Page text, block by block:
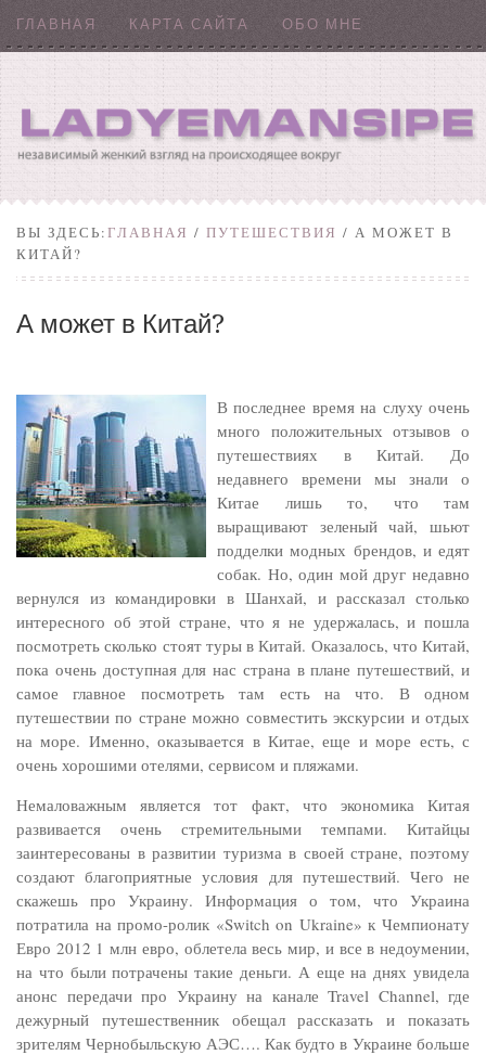
ГЛАВНАЯ КАРТА САЙТА ОБО МНЕ
ВЫ ЗДЕСЬ:ГЛАВНАЯ / ПУТЕШЕСТВИЯ / А МОЖЕТ В
КИТАЙ?
А может в Китай?
В последнее время на слуху очень
много положительных отзывов о
путешествиях в Китай. До
недавнего времени мы знали о
Китае лишь то, что там
выращивают зеленый чай, шьют
подделки модных брендов, и едят
собак. Но, один мой друг недавно
вернулся из командировки в Шанхай, и рассказал столько
интересного об этой стране, что я не удержалась, и пошла
посмотреть сколько стоят туры в Китай. Оказалось, что Китай,
пока очень доступная для нас страна в плане путешествий, и
самое главное посмотреть там есть на что. В одном
путешествии по стране можно совместить экскурсии и отдых
на море. Именно, оказывается в Китае, еще и море есть, с
очень хорошими отелями, сервисом и пляжами.
Немаловажным является тот факт, что экономика Китая
развивается очень стремительными темпами. Китайцы
заинтересованы в развитии туризма в своей стране, поэтому
создают благоприятные условия для путешествий. Чего не
скажешь про Украину. Информация о том, что Украина
потратила на промо-ролик «Switch on Ukraine» к Чемпионату
Евро 2012 1 млн евро, облетела весь мир, и все в недоумении,
на что были потрачены такие деньги. А еще на днях увидела
анонс передачи про Украину на канале Travel Channel, где
дежурный путешественник обещал рассказать и показать
зрителям Чернобыльскую АЭС…. Как будто в Украине больше